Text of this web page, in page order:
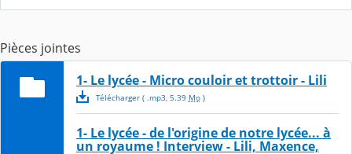
Pièces jointes
1- Le lycée - Micro couloir et trottoir - Lili
Télécharger( .mp3 5.39 Mo)
1- Le lycée - de l'origine de notre lycée... à
un royaume ! Interview - Lili, Maxence,